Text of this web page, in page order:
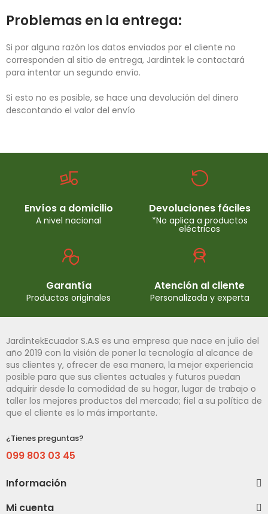
Problemas en la entrega:
Si por alguna razón los datos enviados por el cliente no
corresponden al sitio de entrega, Jardintek le contactará
para intentar un segundo envío.
Si esto no es posible, se hace una devolución del dinero
descontando el valor del envío
Envíos a domicilio
A nivel nacional
Devoluciones fáciles
*No aplica a productos
eléctricos
Garantía
Productos originales
Atención al cliente
Personalizada y experta
JardintekEcuador S.A.S es una empresa que nace en julio del
año 2019 con la visión de poner la tecnología al alcance de
sus clientes y, ofrecer de esa manera, la mejor experiencia
posible para que sus clientes actuales y futuros puedan
adquirir desde la comodidad de su hogar, lugar de trabajo o
taller los mejores productos del mercado; fiel a su política de
que el cliente es lo más importante.
¿Tienes preguntas?
099 803 03 45
Información
Mi cuenta